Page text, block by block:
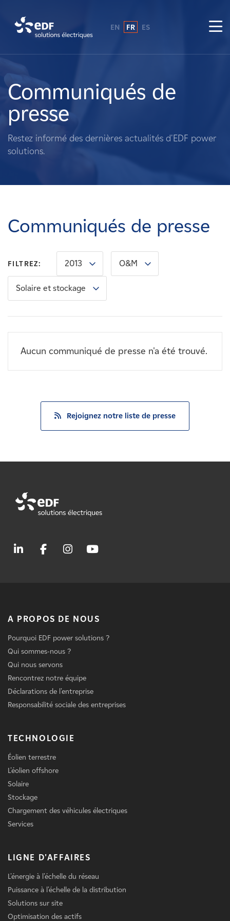
A propos de nous
Ce que nous faisons
Propriétaires fonciers
Carrières
Nouvelles
Contactez-nous
EN FR ES
Communiqués de
presse
Restez informé des dernières actualités d'EDF power
solutions.
Communiqués de presse
FILTREZ: 2013 O&M
Solaire et stockage
Aucun communiqué de presse n'a été trouvé.
Rejoignez notre liste de presse
A PROPOS DE NOUS
Pourquoi EDF power solutions ?
Qui sommes-nous ?
Qui nous servons
Rencontrez notre équipe
Déclarations de l'entreprise
Responsabilité sociale des entreprises
TECHNOLOGIE
Éolien terrestre
L'éolien offshore
Solaire
Stockage
Chargement des véhicules électriques
Services
LIGNE D'AFFAIRES
L'énergie à l'échelle du réseau
Puissance à l'échelle de la distribution
Solutions sur site
Optimisation des actifs